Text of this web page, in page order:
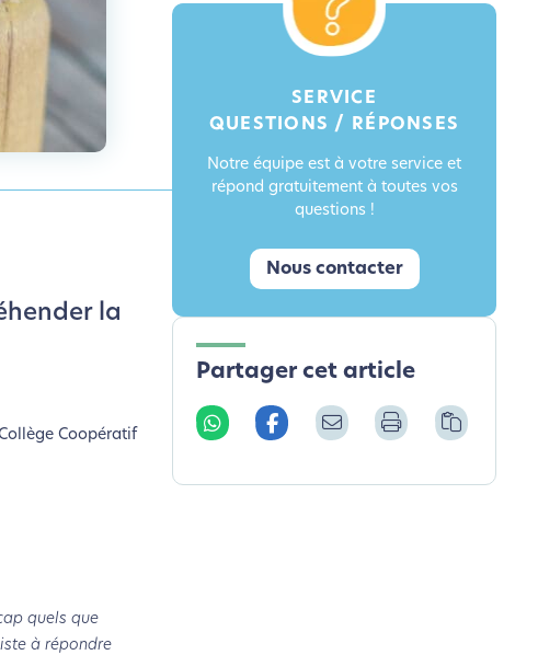
la
Coopératif
quels que
à répondre
SERVICE
QUESTIONS / RÉPONSES
Notre équipe est à votre service et
répond gratuitement à toutes vos
questions !
Nous contacter
Partager cet article